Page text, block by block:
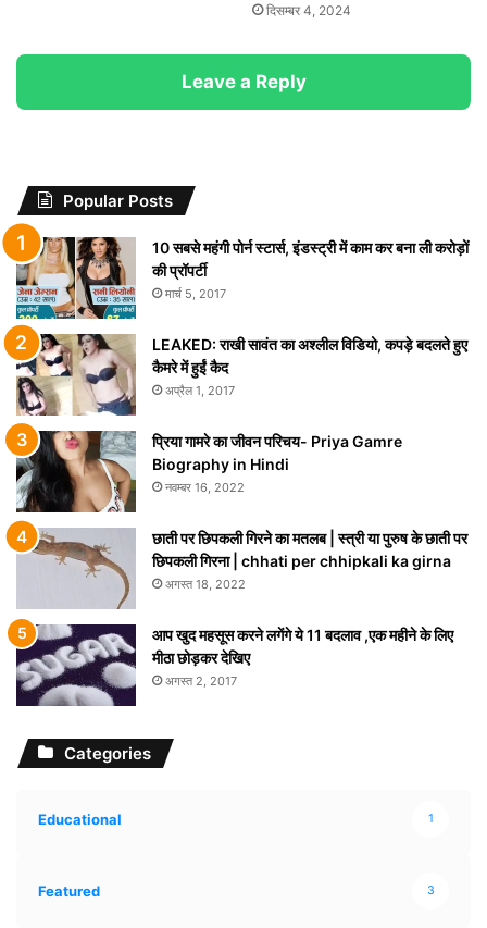
दिसम्बर 4, 2024
Leave a Reply
Popular Posts
10 सबसे महंगी पोर्न स्टार्स, इंडस्ट्री में काम कर बना ली करोड़ों
की प्रॉपर्टी
मार्च 5, 2017
LEAKED: राखी सावंत का अश्लील विडियो, कपड़े बदलते हुए
कैमरे में हुईं कैद
अप्रैल 1, 2017
प्रिया गामरे का जीवन परिचय- Priya Gamre
Biography in Hindi
नवम्बर 16, 2022
छाती पर छिपकली गिरने का मतलब | स्त्री या पुरुष के छाती पर
छिपकली गिरना | chhati per chhipkali ka girna
अगस्त 18, 2022
आप खुद महसूस करने लगेंगे ये 11 बदलाव ,एक महीने के लिए
मीठा छोड़कर देखिए
अगस्त 2, 2017
Categories
Educational 1
Featured 3